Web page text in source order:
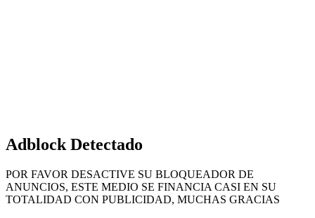
Adblock Detectado
POR FAVOR DESACTIVE SU BLOQUEADOR DE
ANUNCIOS, ESTE MEDIO SE FINANCIA CASI EN SU
TOTALIDAD CON PUBLICIDAD, MUCHAS GRACIAS